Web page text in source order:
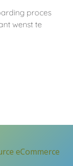
proces
wenst te
eCommerce